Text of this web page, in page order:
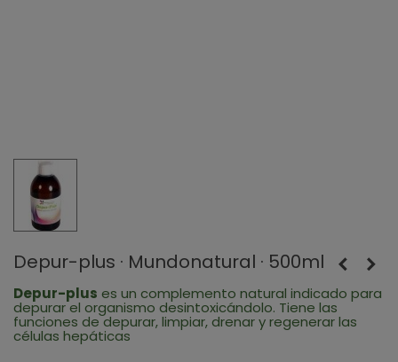
Depur-plus · Mundonatural · 500ml
Depur-plus es un complemento natural indicado para
depurar el organismo desintoxicándolo. Tiene las
funciones de depurar, limpiar, drenar y regenerar las
células hepáticas